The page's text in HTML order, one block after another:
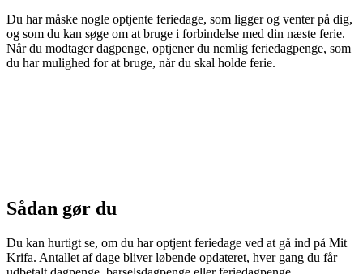
Du har måske nogle optjente feriedage, som ligger og venter på dig,
og som du kan søge om at bruge i forbindelse med din næste ferie.
Når du modtager dagpenge, optjener du nemlig feriedagpenge, som
du har mulighed for at bruge, når du skal holde ferie.
Sådan gør du
Du kan hurtigt se, om du har optjent feriedage ved at gå ind på Mit
Krifa. Antallet af dage bliver løbende opdateret, hver gang du får